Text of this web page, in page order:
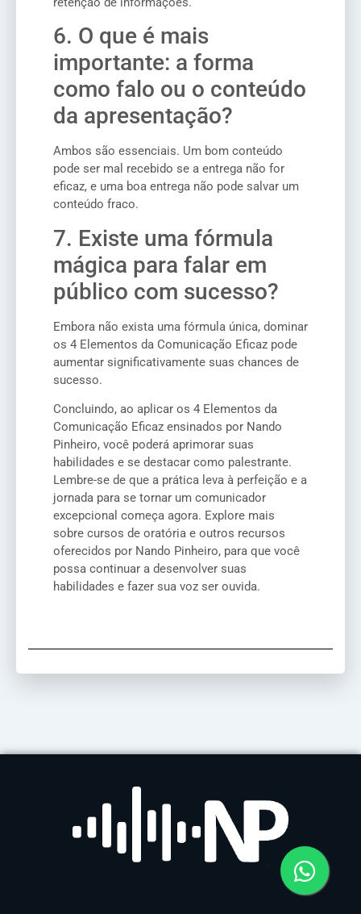
6. O que é mais
importante: a forma
como falo ou o conteúdo
da apresentação?
Ambos são essenciais. Um bom conteúdo
pode ser mal recebido se a entrega não for
eficaz, e uma boa entrega não pode salvar um
conteúdo fraco.
7. Existe uma fórmula
mágica para falar em
público com sucesso?
Embora não exista uma fórmula única, dominar
os 4 Elementos da Comunicação Eficaz pode
aumentar significativamente suas chances de
sucesso.
Concluindo, ao aplicar os 4 Elementos da
Comunicação Eficaz ensinados por Nando
Pinheiro, você poderá aprimorar suas
habilidades e se destacar como palestrante.
Lembre-se de que a prática leva à perfeição e a
jornada para se tornar um comunicador
excepcional começa agora. Explore mais
sobre cursos de oratória e outros recursos
oferecidos por Nando Pinheiro, para que você
possa continuar a desenvolver suas
habilidades e fazer sua voz ser ouvida.